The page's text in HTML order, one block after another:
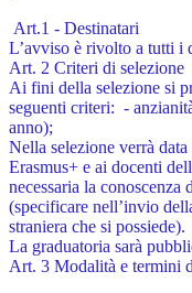
Art.1 - Destinatari
L’avviso è rivolto a tutti i
Art. 2 Criteri di selezione
Ai fini della selezione si
seguenti criteri: -
anno);
Nella selezione verrà
Erasmus+ e ai docenti
necessaria la conoscenza
(specificare nell’invio
straniera che si possiede).
La graduatoria sarà
Art. 3 Modalità e termini